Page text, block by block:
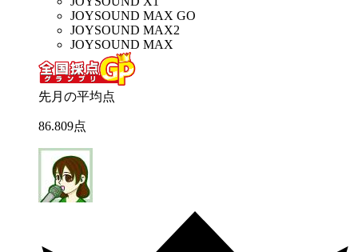
JOYSOUND MAX GO
JOYSOUND MAX2
JOYSOUND MAX
先月の平均点
86.809点